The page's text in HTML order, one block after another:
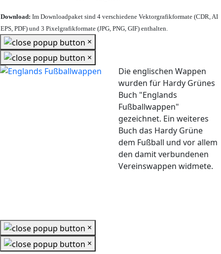
Download: Im Downloadpaket sind 4 verschiedene Vektorgrafikformate (CDR, AI
EPS, PDF) und 3 Pixelgrafikformate (JPG, PNG, GIF) enthalten.
×
×
Die englischen Wappen
wurden für Hardy Grünes
Buch "Englands
Fußballwappen"
gezeichnet. Ein weiteres
Buch das Hardy Grüne
dem Fußball und vor allem
den damit verbundenen
Vereinswappen widmete.
×
×